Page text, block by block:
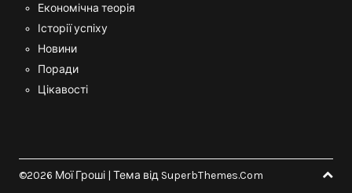
Економічна теорія
Історії успіху
Новини
Поради
Цікавості
©2026 Мої Гроші | Тема від SuperbThemes.Com